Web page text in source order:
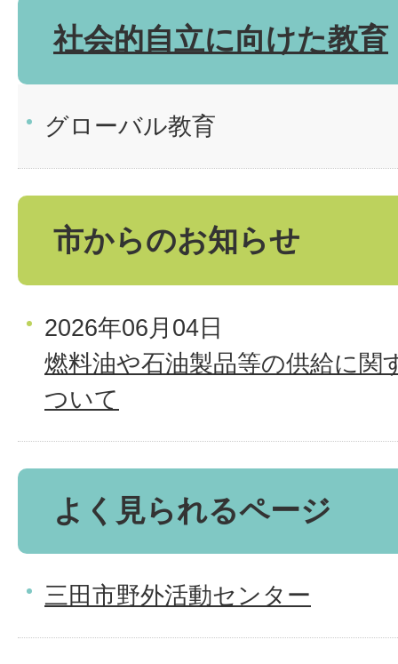
社会的自立に向けた教育
グローバル教育
市からのお知らせ
2026年06月04日
燃料油や石油製品等の供給に関
ついて
よく見られるページ
三田市野外活動センター